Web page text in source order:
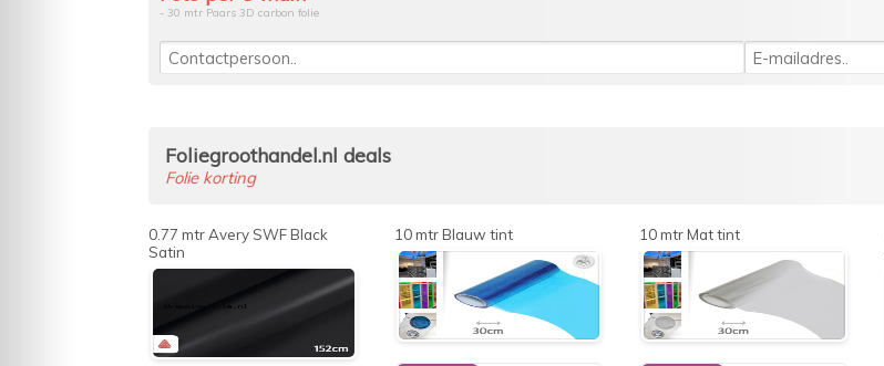
- 30 mtr Paars 3D carbon folie
Foliegroothandel.nl deals
Folie korting
0.77 mtr Avery SWF Black
Satin
10 mtr Blauw tint 10 mtr Mat tint